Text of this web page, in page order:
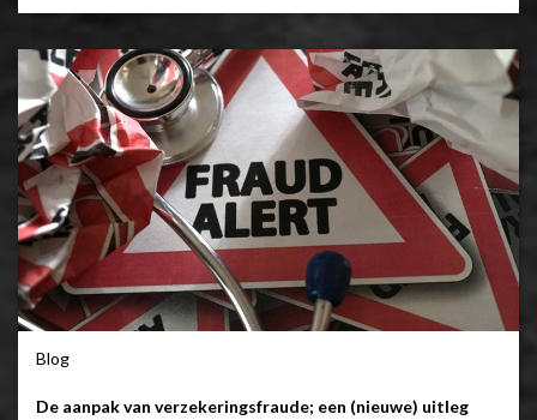
Blog
De aanpak van verzekeringsfraude; een (nieuwe) uitleg